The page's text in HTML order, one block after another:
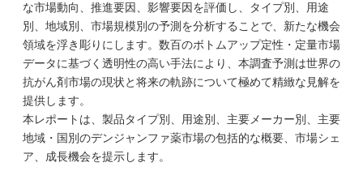
な市場動向、推進要因、影響要因を評価し、タイプ別、用途
別、地域別、市場規模別の予測を分析することで、新たな機会
領域を浮き彫りにします。数百のボトムアップ定性・定量市場
データに基づく透明性の高い手法により、本調査予測は世界の
抗がん剤市場の現状と将来の軌跡について極めて精緻な見解を
提供します。
本レポートは、製品タイプ別、用途別、主要メーカー別、主要
地域・国別のデンジャンファ薬市場の包括的な概要、市場シェ
ア、成長機会を提示します。